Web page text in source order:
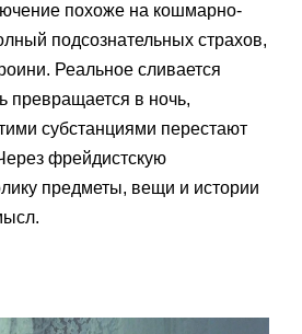
похоже на кошмарно-
подсознательных страхов,
Реальное сливается
превращается в ночь,
субстанциями перестают
фрейдистскую
предметы, вещи и истории